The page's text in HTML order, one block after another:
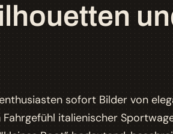
sofort Bilder von
italienischer